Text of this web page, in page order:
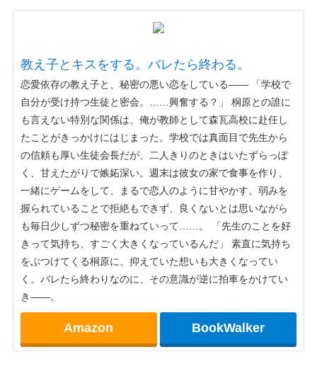
教え子とキスをする。バレたら終わる。
恋愛依存の教え子と、秘密の悪い恋をしている―― 「学校で
自分が受け持つ生徒と密会。……興奮する？」 桐原との誰に
も言えない特別な関係は、俺が教師として森瓦高校に赴任し
たことがきっかけにはじまった。学校では真面目で先生から
の信頼も厚い生徒会長だが、二人きりのときはいたずらっぽ
く、甘えたがりで嫉妬深い。週末は彼女の家で食事を作り、
一緒にゲームをして、まるで恋人のように甘やかす。弱みを
握られていることで拒絶もできず、良くないとは思いながら
も毎日少しずつ秘密を重ねていって……。 「先生のことを好
きって気持ち、すごく大きくなっているんだ」 素直に気持ち
をぶつけてくる桐原に、抑えていた想いも大きくなってい
く。バレたら終わりなのに、その意識が逆に拍車をかけてい
き――。
Amazon BookWalker